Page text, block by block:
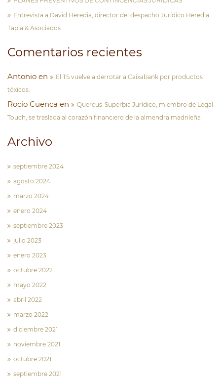
Entrevista a David Heredia, director del despacho Jurídico Heredia
Tapia & Asociados
Comentarios recientes
Antonio en
El TS vuelve a derrotar a Caixabank por productos
tóxicos.
Rocio Cuenca en
Quercus-Superbia Jurídico, miembro de Legal
Touch, se traslada al corazón financiero de la almendra madrileña
Archivo
septiembre 2024
agosto 2024
marzo 2024
enero 2024
septiembre 2023
julio 2023
enero 2023
octubre 2022
mayo 2022
abril 2022
marzo 2022
diciembre 2021
noviembre 2021
octubre 2021
septiembre 2021